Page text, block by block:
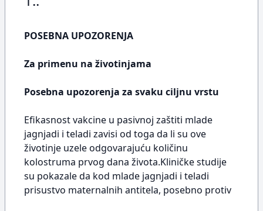
POSEBNA UPOZORENJA
Za primenu na životinjama
Posebna upozorenja za svaku ciljnu vrstu
Efikasnost vakcine u pasivnoj zaštiti mlade
jagnjadi i teladi zavisi od toga da li su ove
životinje uzele odgovarajuću količinu
kolostruma prvog dana života.Kliničke studije
su pokazale da kod mlade jagnjadi i teladi
prisustvo maternalnih antitela, posebno protiv